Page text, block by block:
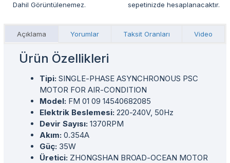
Dahil Görüntülenemez.
sepetinizde hesaplanacaktır.
Açıklama Yorumlar Taksit Oranları Video
Ürün Özellikleri
Tipi: SINGLE-PHASE ASYNCHRONOUS PSC
MOTOR FOR AIR-CONDITION
Model: FM 01 09 14540682085
Elektrik Beslemesi: 220-240V, 50Hz
Devir Sayısı: 1370RPM
Akım: 0.354A
Güç: 35W
Üretici: ZHONGSHAN BROAD-OCEAN MOTOR